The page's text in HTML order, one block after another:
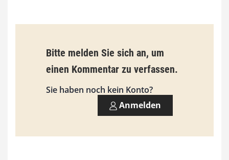
,
0
0
€
Bitte melden Sie sich an, um
einen Kommentar zu verfassen.
Sie haben noch kein Konto?
Anmelden